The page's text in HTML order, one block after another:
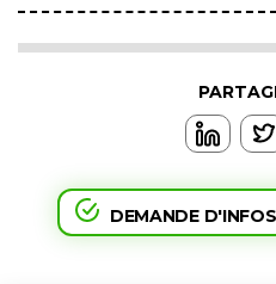
DEMANDE